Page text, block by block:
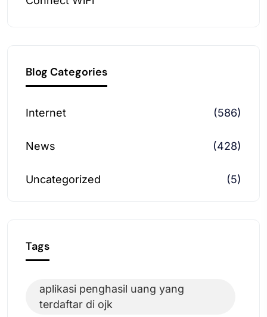
Blog Categories
Internet (586)
News (428)
Uncategorized (5)
Tags
aplikasi penghasil uang yang
terdaftar di ojk